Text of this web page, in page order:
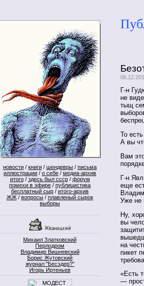
новости / книги / шендевры / письма
иллюстрации / о себе / медиа-архив
итого/ здесь был ссср/ форум
помехи в эфире / публицистика
бесплатный сыр / итого-архив
ЖЖ / вопросы / плавленый сырок
выборы
Михаил Златковский
Перлодром
Владимир Вишневский
Борис Жутовский
журнал "Бесэдер?"
Игорь Иртеньев
Г-н
не
тыщ
То
А вы
Вам
Г-н
еще
Уже не
Ну,
вы
на
пикет
«Есть
—